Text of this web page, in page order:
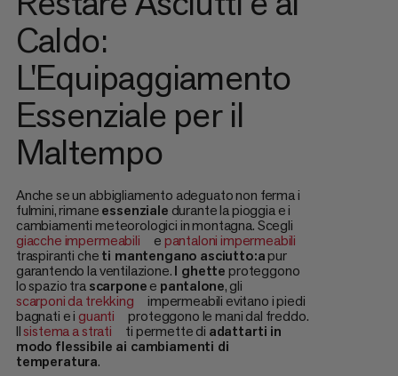
Caldo:
L'Equipaggiamento
Essenziale per il
Maltempo
Anche se un abbigliamento adeguato non ferma i
fulmini, rimaneessenziale durante la pioggia e i
cambiamenti meteorologici in montagna. Scegli
giacche impermeabili
epantaloni impermeabili
traspiranti cheti mantengano asciutto:apur
garantendo la ventilazione.I ghetteproteggono
lo spazio trascarponee pantalone, gli
scarponi da trekking
impermeabili evitano i piedi
bagnati e i guanti
proteggono le mani dal freddo.
Ilsistema a strati ti permette di adattarti in
modo flessibile ai cambiamenti di
temperatura.